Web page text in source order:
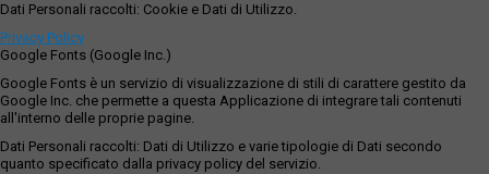
Dati Personali raccolti: Cookie e Dati di Utilizzo.
Privacy Policy
Google Fonts (Google Inc.)
Google Fonts è un servizio di visualizzazione di stili di carattere gestito da
Google Inc. che permette a questa Applicazione di integrare tali contenuti
all'interno delle proprie pagine.
Dati Personali raccolti: Dati di Utilizzo e varie tipologie di Dati secondo
quanto specificato dalla privacy policy del servizio.